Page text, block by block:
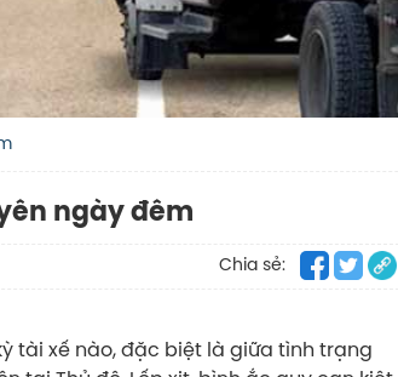
ngày đêm
Chia sẻ:
tài xế nào, đặc biệt là giữa tình trạng